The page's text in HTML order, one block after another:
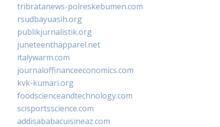
tribratanews-polreskebumen.com
rsudbayuasih.org
publikjurnalistik.org
juneteenthapparel.net
italywarm.com
journaloffinanceeconomics.com
kvk-kumari.org
foodscienceandtechnology.com
scisportsscience.com
addisababacuisineaz.com